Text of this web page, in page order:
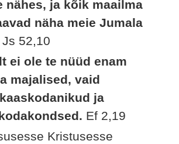
nähes, ja kõik maailma
näha meie Jumala
Js 52,10
ei ole te nüüd enam
majalised, vaid
ja
Ef 2,19
Kristusesse